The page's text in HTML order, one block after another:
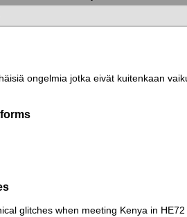
ongelmia jotka eivät kuitenkaan
glitches when meeting Kenya in HE72